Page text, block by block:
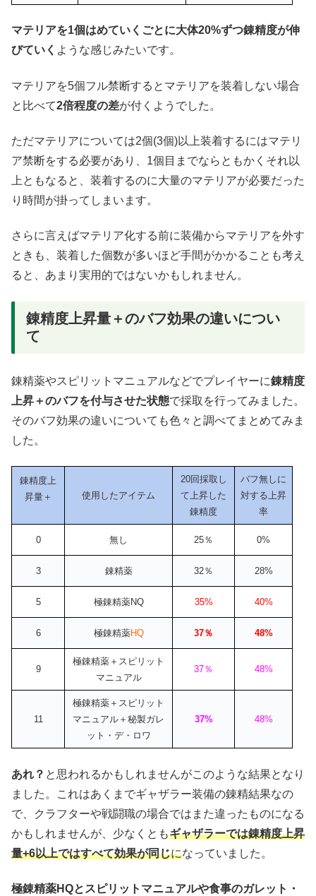
マテリアを1個はめていくごとに大体20%ずつ錬精度が伸
びていく ような感じみたいです。
マテリアを5個フル禁断するとマテリアを装着しない場合
と比べて2倍程度の差が付くようでした。
ただマテリアについては2個(3個)以上装着するにはマテリ
ア禁断をする必要があり、1個目までならともかくそれ以
上ともなると、装着するのに大量のマテリアが必要だった
り時間が掛ってしまいます。
さらに言えばマテリア化する前に装備からマテリアを外す
ときも、装着した個数が多いほど手間がかかることも考え
ると、あまり実用的ではないかもしれません。
錬精度上昇量＋のバフ効果の違いについ
て
錬精薬やスピリットマニュアルなどでプレイヤーに錬精度
上昇＋のバフを付与させた状態で採取を行ってみました。
そのバフ効果の違いについても色々と調べてまとめてみま
した。
錬精度上
昇量＋
使用したアイテム
20回採取し
て上昇した
錬精度
バフ無しに
対する上昇
率
0 無し 25％ 0%
3 錬精薬 32％ 28%
5 極錬精薬NQ 35% 40%
6 極錬精薬HQ 37％ 48%
9
極錬精薬＋スピリット
マニュアル
37％ 48%
11
極錬精薬＋スピリット
マニュアル＋秘製ガレ
ット・デ・ロワ
37% 48%
あれ？ と思われるかもしれませんがこのような結果となり
ました。これはあくまでギャザラー装備の錬精結果なの
で、クラフターや戦闘職の場合ではまた違ったものになる
かもしれませんが、少なくともギャザラーでは錬精度上昇
量+6以上ではすべて効果が同じになっていました。
極錬精薬HQとスピリットマニュアルや食事のガレット・